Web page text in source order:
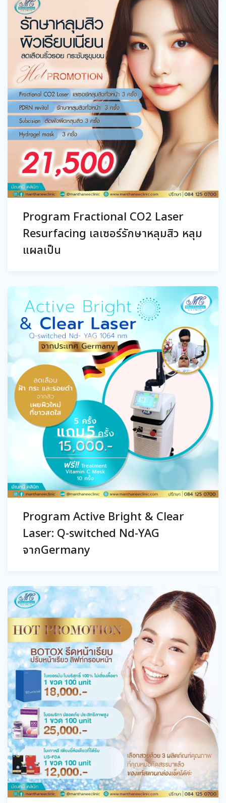
Program Fractional CO2 Laser
Resurfacing เลเซอร์รักษาหลุมสิว หลุม
แผลเป็น
Program Active Bright & Clear
Laser: Q-switched Nd-YAG
จากGermany